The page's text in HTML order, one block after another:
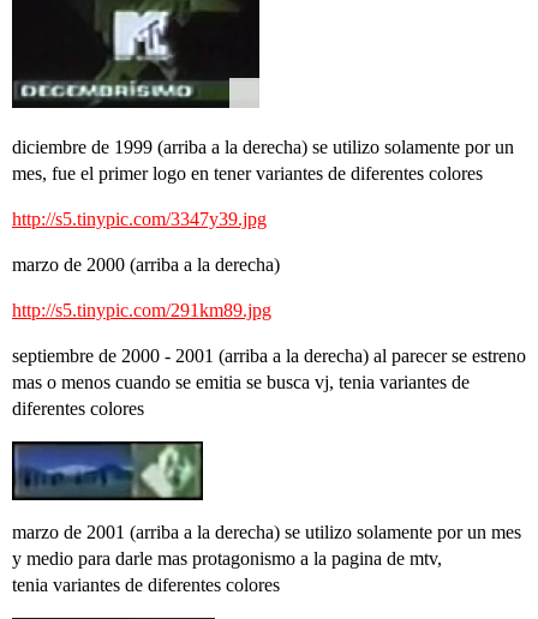
diciembre de 1999 (arriba a la derecha) se utilizo solamente por un
mes, fue el primer logo en tener variantes de diferentes colores
http://s5.tinypic.com/3347y39.jpg
marzo de 2000 (arriba a la derecha)
http://s5.tinypic.com/291km89.jpg
septiembre de 2000 - 2001 (arriba a la derecha) al parecer se estreno
mas o menos cuando se emitia se busca vj, tenia variantes de
diferentes colores
marzo de 2001 (arriba a la derecha) se utilizo solamente por un mes
y medio para darle mas protagonismo a la pagina de mtv,
tenia variantes de diferentes colores